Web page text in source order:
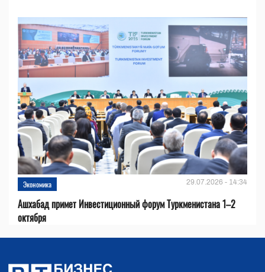
Экономика 29.07.2026 - 14:34
Ашхабад примет Инвестиционный форум Туркменистана 1–2
октября